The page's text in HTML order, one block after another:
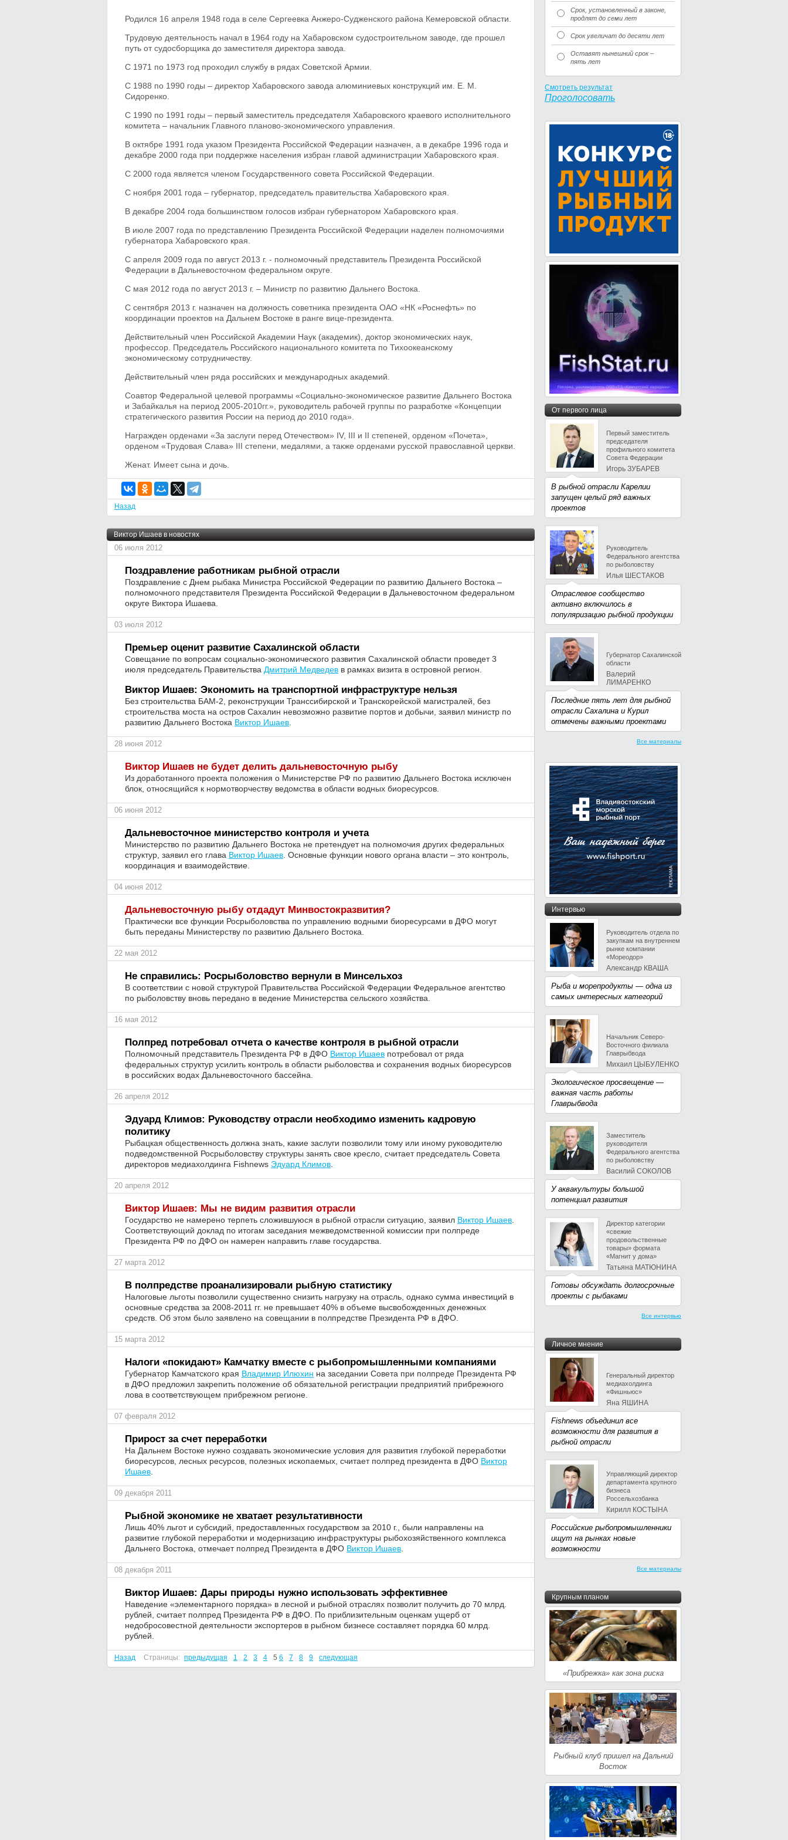
Родился 16 апреля 1948 года в селе Сергеевка Анжеро-Судженского района Кемеровской области.
Трудовую деятельность начал в 1964 году на Хабаровском судостроительном заводе, где прошел
путь от судосборщика до заместителя директора завода.
С 1971 по 1973 год проходил службу в рядах Советской Армии.
С 1988 по 1990 годы – директор Хабаровского завода алюминиевых конструкций им. Е. М.
Сидоренко.
С 1990 по 1991 годы – первый заместитель председателя Хабаровского краевого исполнительного
комитета – начальник Главного планово-экономического управления.
В октябре 1991 года указом Президента Российской Федерации назначен, а в декабре 1996 года и
декабре 2000 года при поддержке населения избран главой администрации Хабаровского края.
С 2000 года является членом Государственного совета Российской Федерации.
С ноября 2001 года – губернатор, председатель правительства Хабаровского края.
В декабре 2004 года большинством голосов избран губернатором Хабаровского края.
В июле 2007 года по представлению Президента Российской Федерации наделен полномочиями
губернатора Хабаровского края.
C апреля 2009 года по август 2013 г. - полномочный представитель Президента Российской
Федерации в Дальневосточном федеральном округе.
С мая 2012 года по август 2013 г. – Министр по развитию Дальнего Востока.
С сентября 2013 г. назначен на должность советника президента ОАО «НК «Роснефть» по
координации проектов на Дальнем Востоке в ранге вице-президента.
Действительный член Российской Академии Наук (академик), доктор экономических наук,
профессор. Председатель Российского национального комитета по Тихоокеанскому
экономическому сотрудничеству.
Действительный член ряда российских и международных академий.
Соавтор Федеральной целевой программы «Социально-экономическое развитие Дальнего Востока
и Забайкалья на период 2005-2010гг.», руководитель рабочей группы по разработке «Концепции
стратегического развития России на период до 2010 года».
Награжден орденами «За заслуги перед Отечеством» IV, III и II степеней, орденом «Почета»,
орденом «Трудовая Слава» III степени, медалями, а также орденами русской православной церкви.
Женат. Имеет сына и дочь.
Назад
Виктор Ишаев в новостях
06 июля 2012
Поздравление работникам рыбной отрасли
Поздравление с Днем рыбака Министра Российской Федерации по развитию Дальнего Востока –
полномочного представителя Президента Российской Федерации в Дальневосточном федеральном
округе Виктора Ишаева.
03 июля 2012
Премьер оценит развитие Сахалинской области
Совещание по вопросам социально-экономического развития Сахалинской области проведет 3
июля председатель Правительства Дмитрий Медведев в рамках визита в островной регион.
Виктор Ишаев: Экономить на транспортной инфраструктуре нельзя
Без строительства БАМ-2, реконструкции Транссибирской и Транскорейской магистралей, без
строительства моста на остров Сахалин невозможно развитие портов и добычи, заявил министр по
развитию Дальнего Востока Виктор Ишаев
28 июня 2012
Виктор Ишаев не будет делить дальневосточную рыбу
Из доработанного проекта положения о Министерстве РФ по развитию Дальнего Востока исключен
блок, относящийся к нормотворчеству ведомства в области водных биоресурсов.
06 июня 2012
Дальневосточное министерство контроля и учета
Министерство по развитию Дальнего Востока не претендует на полномочия других федеральных
структур, заявил его глава Виктор Ишаев . Основные функции нового органа власти – это контроль,
координация и взаимодействие.
04 июня 2012
Дальневосточную рыбу отдадут Минвостокразвития?
Практически все функции Росрыболовства по управлению водными биоресурсами в ДФО могут
быть переданы Министерству по развитию Дальнего Востока.
22 мая 2012
Не справились: Росрыболовство вернули в Минсельхоз
В соответствии с новой структурой Правительства Российской Федерации Федеральное агентство
по рыболовству вновь передано в ведение Министерства сельского хозяйства.
16 мая 2012
Полпред потребовал отчета о качестве контроля в рыбной отрасли
Полномочный представитель Президента РФ в ДФО Виктор Ишаев потребовал от ряда
федеральных структур усилить контроль в области рыболовства и сохранения водных биоресурсов
в российских водах Дальневосточного бассейна.
26 апреля 2012
Эдуард Климов: Руководству отрасли необходимо изменить кадровую
политику
Рыбацкая общественность должна знать, какие заслуги позволили тому или иному руководителю
подведомственной Росрыболовству структуры занять свое кресло, считает председатель Совета
директоров медиахолдинга Fishnews Эдуард Климов
20 апреля 2012
Виктор Ишаев: Мы не видим развития отрасли
Государство не намерено терпеть сложившуюся в рыбной отрасли ситуацию, заявил Виктор Ишаев
Соответствующий доклад по итогам заседания межведомственной комиссии при полпреде
Президента РФ по ДФО он намерен направить главе государства.
27 марта 2012
В полпредстве проанализировали рыбную статистику
Налоговые льготы позволили существенно снизить нагрузку на отрасль, однако сумма инвестиций в
основные средства за 2008-2011 гг. не превышает 40% в объеме высвобожденных денежных
средств. Об этом было заявлено на совещании в полпредстве Президента РФ в ДФО.
15 марта 2012
Налоги «покидают» Камчатку вместе с рыбопромышленными компаниями
Губернатор Камчатского края Владимир Илюхин на заседании Совета при полпреде Президента РФ
в ДФО предложил закрепить положение об обязательной регистрации предприятий прибрежного
лова в соответствующем прибрежном регионе.
07 февраля 2012
Прирост за счет переработки
На Дальнем Востоке нужно создавать экономические условия для развития глубокой переработки
биоресурсов, лесных ресурсов, полезных ископаемых, считает полпред президента в ДФО Виктор
Ишаев
09 декабря 2011
Рыбной экономике не хватает результативности
Лишь 40% льгот и субсидий, предоставленных государством за 2010 г., были направлены на
развитие глубокой переработки и модернизацию инфраструктуры рыбохозяйственного комплекса
Дальнего Востока, отмечает полпред Президента в ДФО Виктор Ишаев
08 декабря 2011
Виктор Ишаев: Дары природы нужно использовать эффективнее
Наведение «элементарного порядка» в лесной и рыбной отраслях позволит получить до 70 млрд.
рублей, считает полпред Президента РФ в ДФО. По приблизительным оценкам ущерб от
недобросовестной деятельности экспортеров в рыбном бизнесе составляет порядка 60 млрд.
рублей.
Назад Страницы: предыдущая 1 2 3 4 5 6 7 8 9 следующая
Срок, установленный в законе,
продлят до семи лет
Срок увеличат до десяти лет
Оставят нынешний срок –
пять лет
Смотреть результат
Проголосовать
От первого лица
Первый заместитель
председателя
профильного комитета
Совета Федерации
Игорь ЗУБАРЕВ
В рыбной отрасли Карелии
запущен целый ряд важных
проектов
Руководитель
Федерального агентства
по рыболовству
Илья ШЕСТАКОВ
Отраслевое сообщество
активно включилось в
популяризацию рыбной продукции
Губернатор Сахалинской
области
Валерий
ЛИМАРЕНКО
Последние пять лет для рыбной
отрасли Сахалина и Курил
отмечены важными проектами
Все материалы
Интервью
Руководитель отдела по
закупкам на внутреннем
рынке компании
«Мореодор»
Александр КВАША
Рыба и морепродукты — одна из
самых интересных категорий
Начальник Северо-
Восточного филиала
Главрыбвода
Михаил ЦЫБУЛЕНКО
Экологическое просвещение —
важная часть работы
Главрыбвода
Заместитель
руководителя
Федерального агентства
по рыболовству
Василий СОКОЛОВ
У аквакультуры большой
потенциал развития
Директор категории
«свежие
продовольственные
товары» формата
«Магнит у дома»
Татьяна МАТЮНИНА
Готовы обсуждать долгосрочные
проекты с рыбаками
Все интервью
Личное мнение
Генеральный директор
медиахолдинга
«Фишньюс»
Яна ЯШИНА
Fishnews объединил все
возможности для развития в
рыбной отрасли
Управляющий директор
департамента крупного
бизнеса
Россельхозбанка
Кирилл КОСТЫНА
Российские рыбопромышленники
ищут на рынках новые
возможности
Все материалы
Крупным планом
«Прибрежка» как зона риска
Рыбный клуб пришел на Дальний
Восток